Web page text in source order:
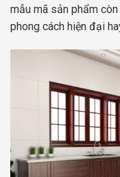
mẫu mã sản phẩm
phong cách hiện đại